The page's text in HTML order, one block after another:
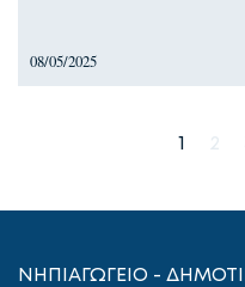
08/05/2025
1 2
ΝΗΠΙΑΓΩΓΕΙΟ -